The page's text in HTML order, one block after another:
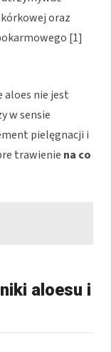
oraz
[1]
aloes nie jest
w sensie
pielęgnacji i
trawienie na co
aloesu i